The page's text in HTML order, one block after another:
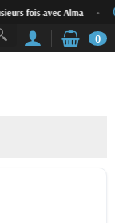
fois avec Alma •
0